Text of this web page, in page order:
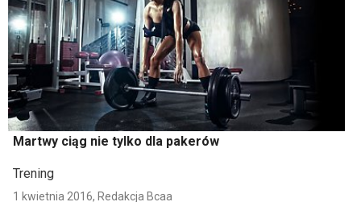
Martwy ciąg nie tylko dla pakerów
Trening
1 kwietnia 2016, Redakcja Bcaa